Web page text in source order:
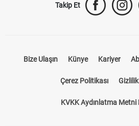
Takip Et
Bize Ulaşın Künye Kariyer
Çerez Politikası
KVKK Aydınlatma Metni